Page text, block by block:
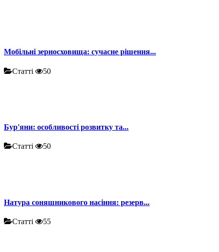
Мобільні зерносховища: сучасне рішення...
Статті 50
Бур'яни: особливості розвитку та...
Статті 50
Натура соняшникового насіння: резерв...
Статті 55